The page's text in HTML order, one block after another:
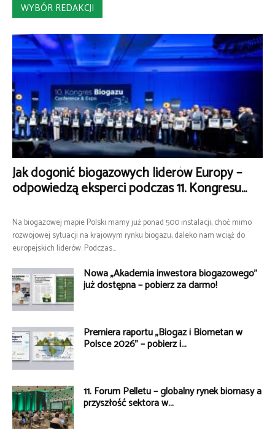
WYBÓR REDAKCJI
Jak dogonić biogazowych liderów Europy –
odpowiedzą eksperci podczas 11. Kongresu...
Na biogazowej mapie Polski mamy już ponad 500 instalacji, choć mimo
rozwojowej sytuacji na krajowym rynku biogazu, daleko nam wciąż do
europejskich liderów. Podczas...
Nowa „Akademia inwestora biogazowego”
już dostępna – pobierz za darmo!
Premiera raportu „Biogaz i Biometan w
Polsce 2026” – pobierz i...
11. Forum Pelletu – globalny rynek biomasy a
przyszłość sektora w...